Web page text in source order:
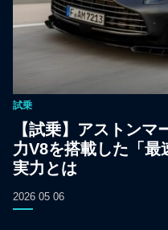
試乗
【試乗】アストン
力V8を搭載した「最
実力とは
2026 05 06